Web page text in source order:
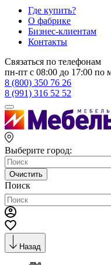
Где купить?
О фабрике
Бизнес-клиентам
Контакты
Связаться по телефонам
пн-пт с 08:00 до 17:00 по
8 (800) 350 76 26
8 (991) 316 52 52
Выберите город:
Очистить
Поиск
Назад